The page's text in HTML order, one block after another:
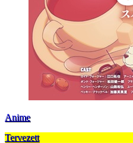
Anime
Tervezett